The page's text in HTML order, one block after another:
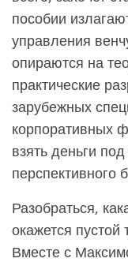
пособии
управления
опираются на
практические
зарубежных
корпоративных
взять деньги
перспективного
Разобраться,
окажется
Вместе с